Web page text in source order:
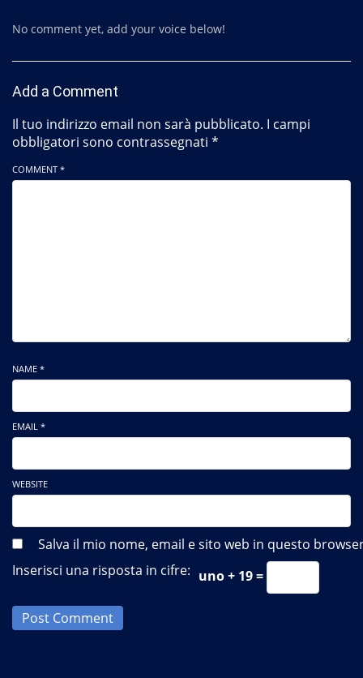
No comment yet, add your voice below!
Add a Comment
Il tuo indirizzo email non sarà pubblicato. I campi
obbligatori sono contrassegnati *
COMMENT *
NAME *
EMAIL *
WEBSITE
Salva il mio nome, email e sito web in questo
Inserisci una risposta in cifre: uno + 19 =
Post Comment